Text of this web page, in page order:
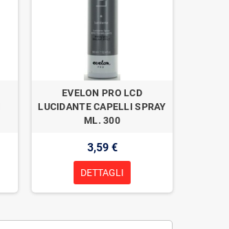
EVELON PRO LCD
LUCIDANTE CAPELLI SPRAY
ML. 300
3,59 €
DETTAGLI